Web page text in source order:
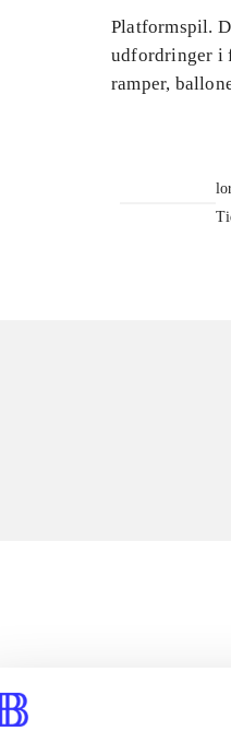
Platformspil.
udfordringer i
ramper,